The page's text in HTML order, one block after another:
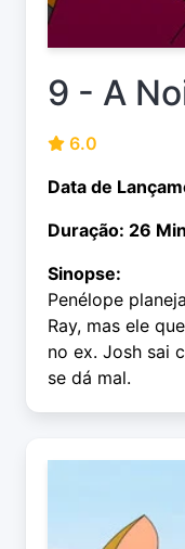
9 - A
6.0
Data de
Duração: 26 Min
Sinopse:
Penélope
Ray, mas ele
no ex. Josh sai
se dá mal.